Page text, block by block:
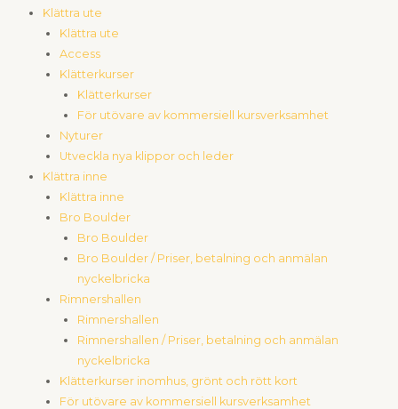
Klättra ute
Klättra ute
Access
Klätterkurser
Klätterkurser
För utövare av kommersiell kursverksamhet
Nyturer
Utveckla nya klippor och leder
Klättra inne
Klättra inne
Bro Boulder
Bro Boulder
Bro Boulder / Priser, betalning och anmälan
nyckelbricka
Rimnershallen
Rimnershallen
Rimnershallen / Priser, betalning och anmälan
nyckelbricka
Klätterkurser inomhus, grönt och rött kort
För utövare av kommersiell kursverksamhet
Meny